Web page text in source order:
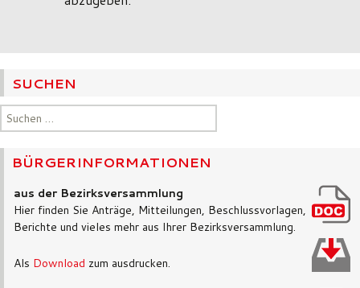
SUCHEN
Suchen
nach:
BÜRGERINFORMATIONEN
aus der Bezirksversammlung
Hier finden Sie Anträge, Mitteilungen, Beschlussvorlagen,
Berichte und vieles mehr aus Ihrer Bezirksversammlung.
Als Download zum ausdrucken.